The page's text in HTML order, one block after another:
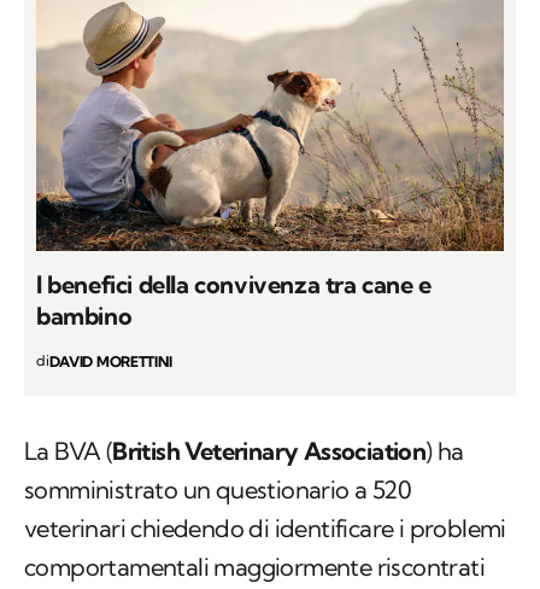
I benefici della convivenza tra cane e
bambino
diDAVID MORETTINI
La BVA (British Veterinary Association) ha
somministrato un questionario a 520
veterinari chiedendo di identificare i problemi
comportamentali maggiormente riscontrati